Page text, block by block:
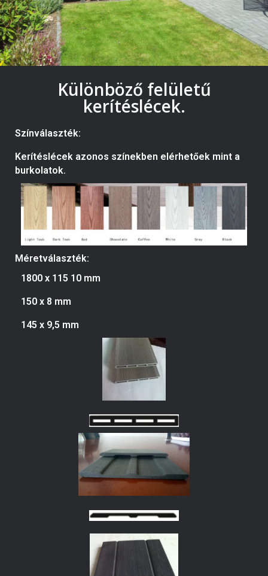
Különböző felületű
kerítéslécek.
Színválaszték:
Kerítéslécek azonos színekben elérhetőek mint a
burkolatok.
Méretválaszték:
1800 x 115 10 mm
150 x 8 mm
145 x 9,5 mm